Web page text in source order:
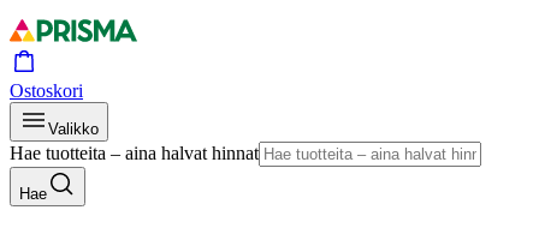
Ostoskori
Valikko
Hae tuotteita – aina halvat hinnat
Hae